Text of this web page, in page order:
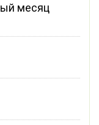
месяц